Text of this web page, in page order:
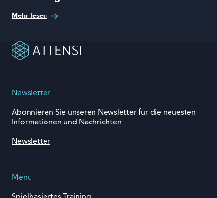
Mehr lesen
Newsletter
Abonnieren Sie unseren Newsletter für die neuesten
Informationen und Nachrichten
Newsletter
Menu